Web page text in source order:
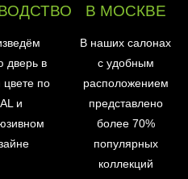
дверь в
по
и
В МОСКВЕ
В наших салонах
с удобным
расположением
представлено
более 70%
популярных
коллекций